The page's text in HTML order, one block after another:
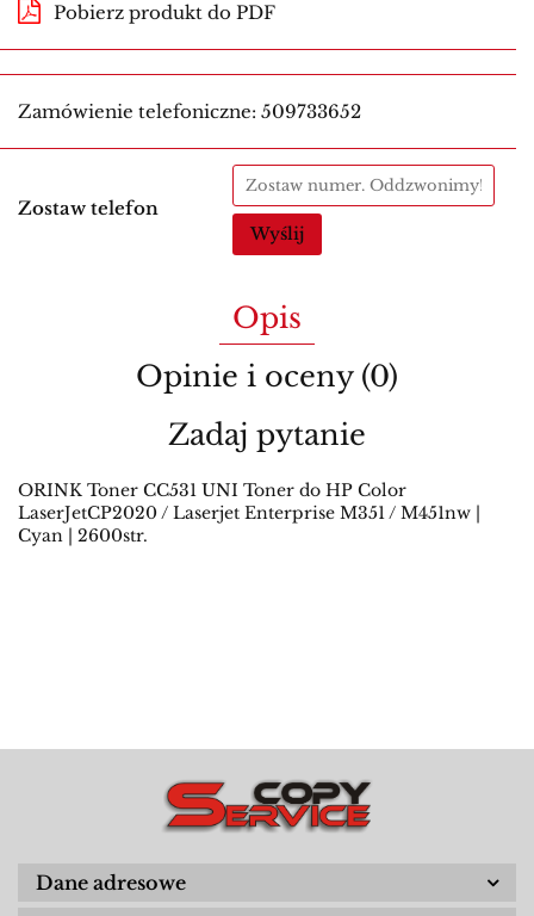
Pobierz produkt do PDF
Zamówienie telefoniczne: 509733652
Zostaw telefon
Wyślij
Opis
Opinie i oceny (0)
Zadaj pytanie
ORINK Toner CC531 UNI Toner do HP Color
LaserJetCP2020 / Laserjet Enterprise M351 / M451nw |
Cyan | 2600str.
Dane adresowe